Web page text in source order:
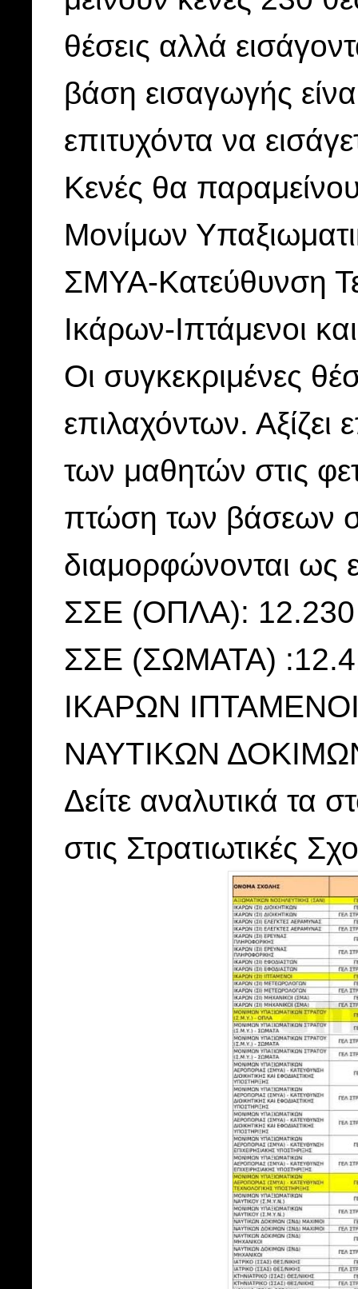
θέσεις αλλά
βάση εισαγωγής
επιτυχόντα να
Κενές θα
Μονίμων
ΣΜΥΑ-Κατεύθυνση
Ικάρων-Ιπτάμενοι
Οι συγκεκριμένες
επιλαχόντων. Αξίζει
των μαθητών στις
πτώση των βάσεων
διαμορφώνονται ως
ΣΣΕ (ΟΠΛΑ): 12.230
ΣΣΕ (ΣΩΜΑΤΑ)
ΙΚΑΡΩΝ
ΝΑΥΤΙΚΩΝ
Δείτε αναλυτικά τα
στις Στρατιωτικές